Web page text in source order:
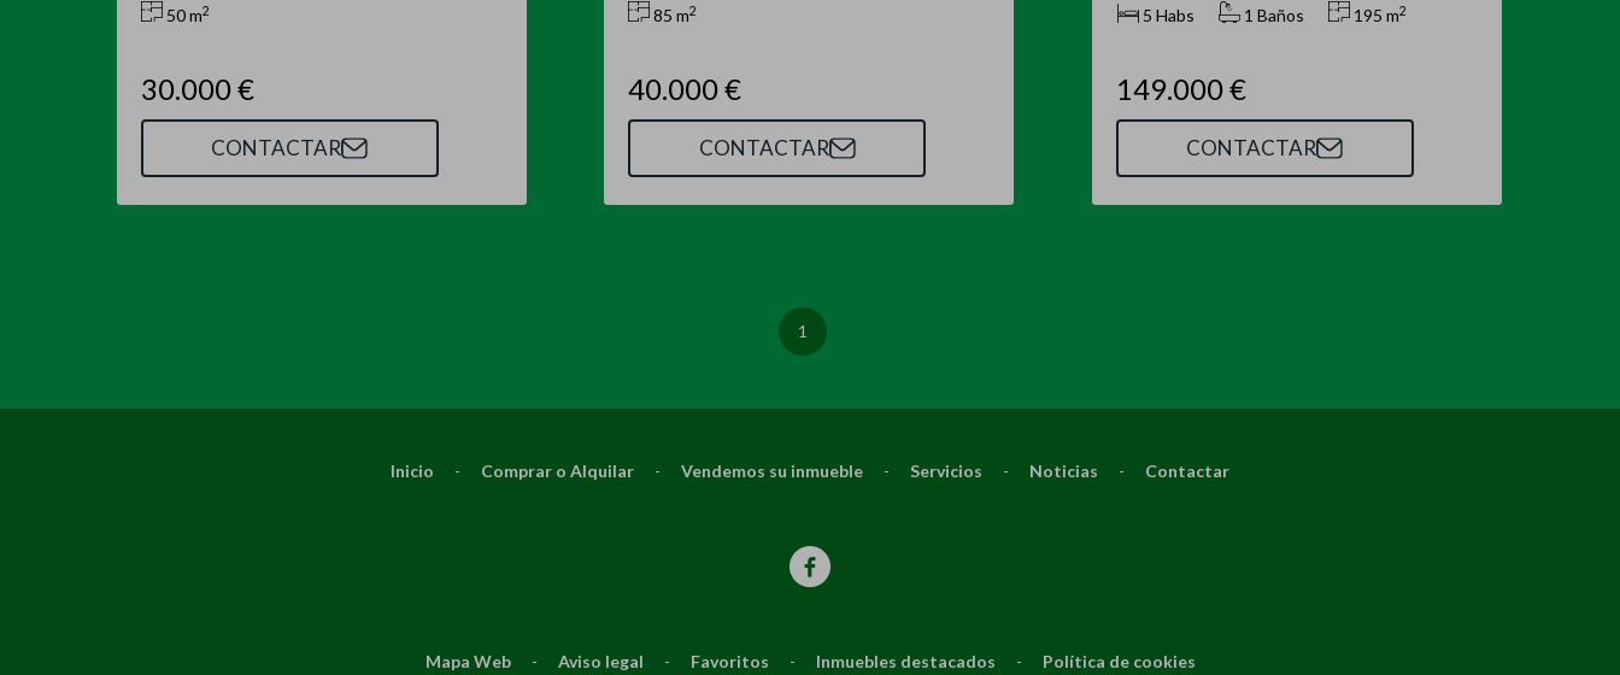
50 m2
30.000 €
CONTACTAR
85 m2
40.000 €
CONTACTAR
5 Habs
1 Baños 195 m2
149.000 €
CONTACTAR
1
Inicio - Comprar o Alquilar - Vendemos su inmueble - Servicios - Noticias - Contactar
Mapa Web - Aviso legal - Favoritos - Inmuebles destacados - Política de cookies